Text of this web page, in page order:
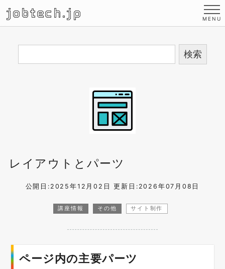
jobtech.jp
レイアウトとパーツ
公開日:2025年12月02日 更新日:2026年07月08日
講座情報 その他 サイト制作
ページ内の主要パーツ